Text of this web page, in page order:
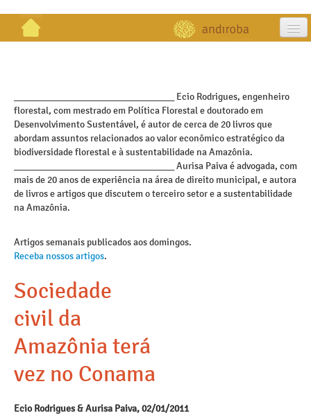
publicações
galeria
contato
_________________________________ Ecio Rodrigues, engenheiro
florestal, com mestrado em Política Florestal e doutorado em
Desenvolvimento Sustentável, é autor de cerca de 20 livros que
abordam assuntos relacionados ao valor econômico estratégico da
biodiversidade florestal e à sustentabilidade na Amazônia.
_________________________________ Aurisa Paiva é advogada, com
mais de 20 anos de experiência na área de direito municipal, e autora
de livros e artigos que discutem o terceiro setor e a sustentabilidade
na Amazônia.
Artigos semanais publicados aos domingos.
Receba nossos artigos.
Sociedade
civil da
Amazônia terá
vez no Conama
Ecio Rodrigues & Aurisa Paiva, 02/01/2011